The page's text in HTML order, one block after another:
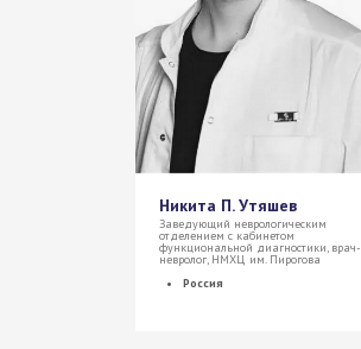
Никита П. Утяшев
Заведующий неврологическим
отделением с кабинетом
функциональной диагностики, врач-
невролог, НМХЦ им. Пирогова
Россия